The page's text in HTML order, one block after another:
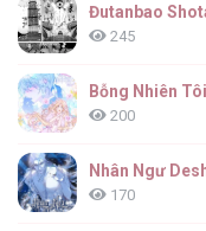
Đutanbao
245
Bỗng Nhiên
200
Nhân Ngư
170